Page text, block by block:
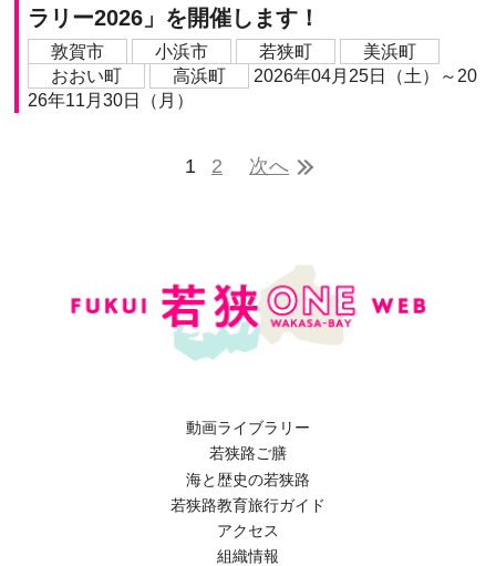
ラリー2026」を開催します！
敦賀市 小浜市 若狭町
美浜町
おおい町
高浜町
2026年04月25日（土）～20
26年11月30日（月）
1 2 次へ
動画ライブラリー
若狭路ご膳
海と歴史の若狭路
若狭路教育旅行ガイド
アクセス
組織情報